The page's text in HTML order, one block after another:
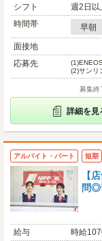
シフト
週2日以
時間帯
早朝
面接地
応募先
(1)
(2)サン
募集終
詳細を見
アルバイト・パート 短期
【
問◎
給与
時給